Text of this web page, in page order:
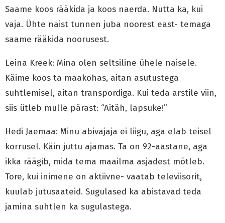
Saame koos rääkida ja koos naerda. Nutta ka, kui
vaja. Ühte naist tunnen juba noorest east- temaga
saame rääkida noorusest.
Leina Kreek: Mina olen seltsiline ühele naisele.
Käime koos ta maakohas, aitan asutustega
suhtlemisel, aitan transpordiga. Kui teda arstile viin,
siis ütleb mulle pärast: “Aitäh, lapsuke!”
Hedi Jaemaa: Minu abivajaja ei liigu, aga elab teisel
korrusel. Käin juttu ajamas. Ta on 92-aastane, aga
ikka räägib, mida tema maailma asjadest mõtleb.
Tore, kui inimene on aktiivne- vaatab televiisorit,
kuulab jutusaateid. Sugulased ka abistavad teda
jamina suhtlen ka sugulastega.